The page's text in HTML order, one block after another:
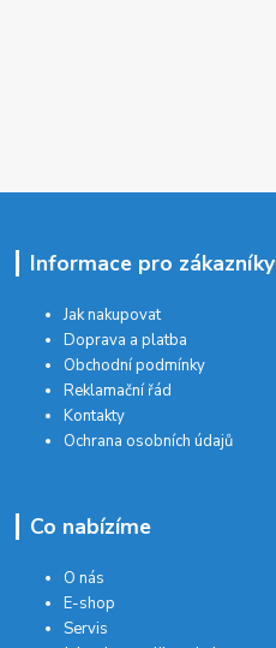
Informace pro zákazníky
Jak nakupovat
Doprava a platba
Obchodní podmínky
Reklamační řád
Kontakty
Ochrana osobních údajů
Co nabízíme
O nás
E-shop
Servis